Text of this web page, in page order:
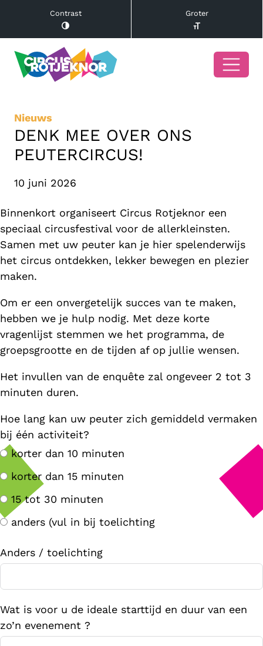
Contrast Groter
Nieuws
DENK MEE OVER ONS
PEUTERCIRCUS!
10 juni 2026
Binnenkort organiseert Circus Rotjeknor een
speciaal circusfestival voor de allerkleinsten.
Samen met uw peuter kan je hier spelenderwijs
het circus ontdekken, lekker bewegen en plezier
maken.
Om er een onvergetelijk succes van te maken,
hebben we je hulp nodig. Met deze korte
vragenlijst stemmen we het programma, de
groepsgrootte en de tijden af op jullie wensen.
Het invullen van de enquête zal ongeveer 2 tot 3
minuten duren.
Hoe lang kan uw peuter zich gemiddeld vermaken
bij één activiteit?
korter dan 10 minuten
korter dan 15 minuten
15 tot 30 minuten
anders (vul in bij toelichting
Anders / toelichting
Wat is voor u de ideale starttijd en duur van een
zo’n evenement ?